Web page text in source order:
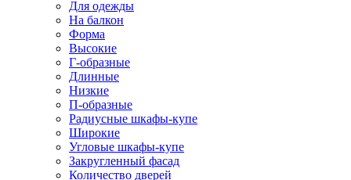
Для одежды
На балкон
Форма
Высокие
Г-образные
Длинные
Низкие
П-образные
Радиусные шкафы-купе
Широкие
Угловые шкафы-купе
Закругленный фасад
Количество дверей